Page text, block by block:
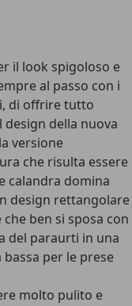
il look spigoloso e
al passo con i
di offrire tutto
della nuova
versione
che risulta essere
calandra domina
design rettangolare
ben si sposa con
del paraurti in una
per le prese
molto pulito e